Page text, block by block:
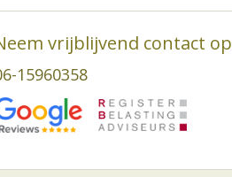
vrijblijvend contact op
15960358